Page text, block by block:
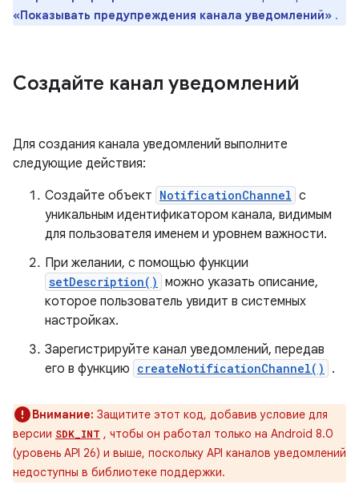
«Показывать предупреждения канала уведомлений» .
Создайте канал уведомлений
Для создания канала уведомлений выполните
следующие действия:
Создайте объект NotificationChannel с
уникальным идентификатором канала, видимым
для пользователя именем и уровнем важности.
При желании, с помощью функции
setDescription() можно указать описание,
которое пользователь увидит в системных
настройках.
Зарегистрируйте канал уведомлений, передав
его в функцию createNotificationChannel() .
Внимание: Защитите этот код, добавив условие для
версии SDK_INT , чтобы он работал только на Android 8.0
(уровень API 26) и выше, поскольку API каналов уведомлений
недоступны в библиотеке поддержки.